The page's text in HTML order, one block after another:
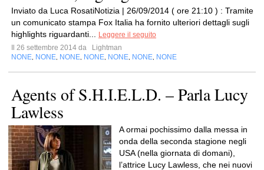
Inviato da Luca RosatiNotizia | 26/09/2014 ( ore 21:10 ) : Tramite
un comunicato stampa Fox Italia ha fornito ulteriori dettagli sugli
highlights riguardanti...
Leggere il seguito
Il 26 settembre 2014 da
Lightman
NONE NONE NONE NONE NONE NONE NONE
Agents of S.H.I.E.L.D. – Parla Lucy
Lawless
A ormai pochissimo dalla messa in
onda della seconda stagione negli
USA (nella giornata di domani),
l’attrice Lucy Lawless, che nei nuovi